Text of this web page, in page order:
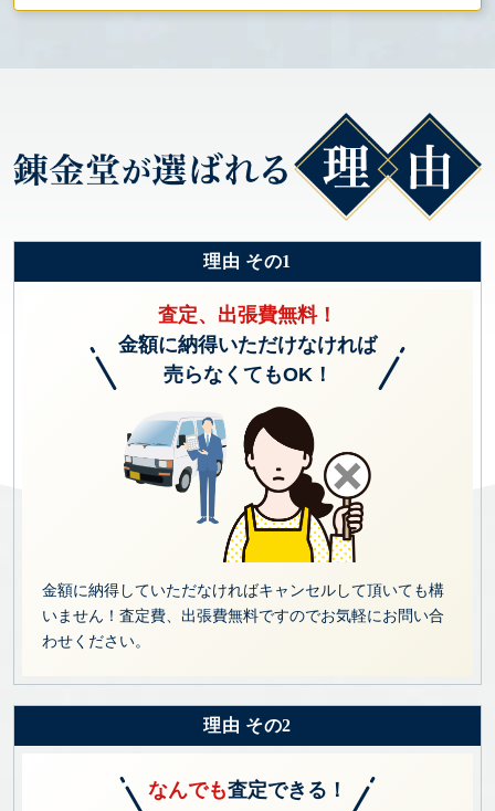
理由 その1
査定、出張費無料！
金額に納得いただけなければ
売らなくてもOK！
金額に納得していただなければキャンセルして頂いても構
いません！査定費、出張費無料ですのでお気軽にお問い合
わせください。
理由 その2
なんでも査定できる！